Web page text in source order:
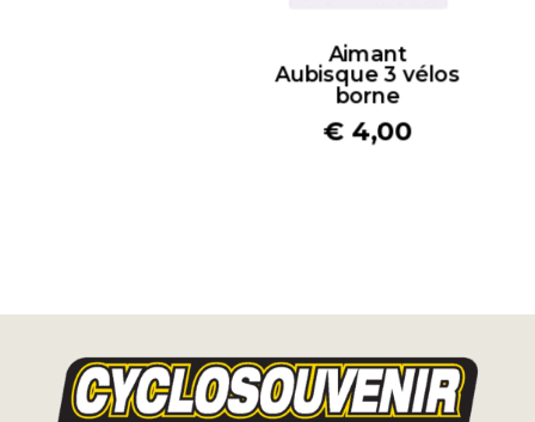
Aimant
Aubisque 3 vélos
borne
€ 4,00